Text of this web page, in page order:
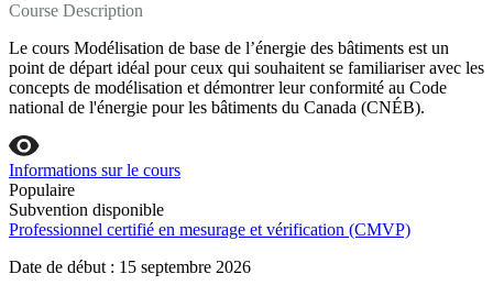
Course Description
Le cours Modélisation de base de l’énergie des bâtiments est un
point de départ idéal pour ceux qui souhaitent se familiariser avec les
concepts de modélisation et démontrer leur conformité au Code
national de l'énergie pour les bâtiments du Canada (CNÉB).
Informations sur le cours
Populaire
Subvention disponible
Professionnel certifié en mesurage et vérification (CMVP)
Date de début : 15 septembre 2026